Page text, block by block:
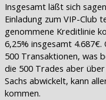
Insgesamt läßt sich
Einladung zum VIP-Club
genommene Kreditlinie
6,25% insgesamt
500 Transaktionen, was
die 500 Trades aber
Sachs abwickelt, kann
kommen.